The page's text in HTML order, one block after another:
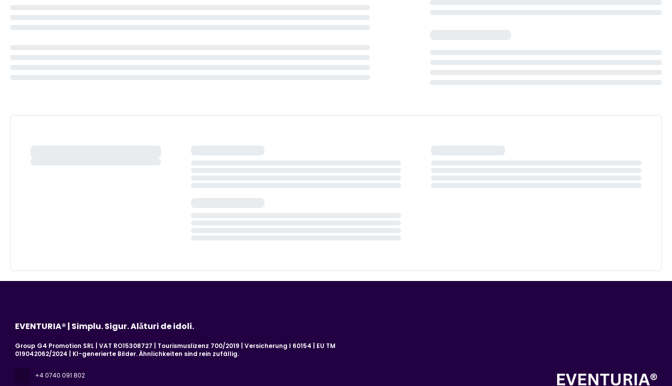
EVENTURIA® | Simplu. Sigur. Alături de idoli.
Group G4 Promotion SRL | VAT RO15308727 | Tourismuslizenz 700/2019 | Versicherung I 60154 | EU TM
019042062/2024 | KI-generierte Bilder. Ähnlichkeiten sind rein zufällig.
+4 0740 091 802